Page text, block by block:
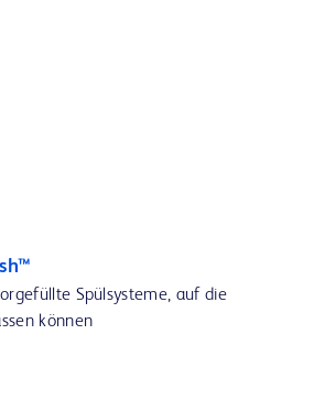
Spülsysteme, auf die
können